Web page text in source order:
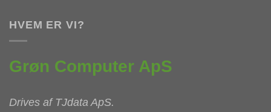
HVEM ER VI?
Grøn Computer ApS
Drives af TJdata ApS.